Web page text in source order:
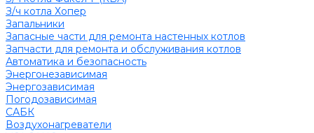
З/ч котла Хопер
Запальники
Запасные части для ремонта настенных котлов
Запчасти для ремонта и обслуживания котлов
Автоматика и безопасность
Энергонезависимая
Энергозависимая
Погодозависимая
САБК
Воздухонагреватели